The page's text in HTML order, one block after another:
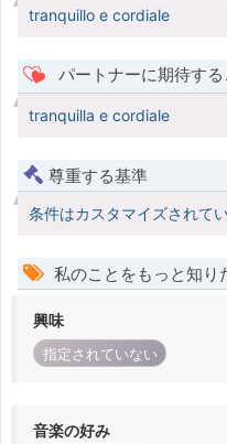
tranquillo e cordiale
パートナーに期待する
tranquilla e cordiale
尊重する基準
条件はカスタマイズされて
私のことをもっと知り
興味
指定されていない
音楽の好み